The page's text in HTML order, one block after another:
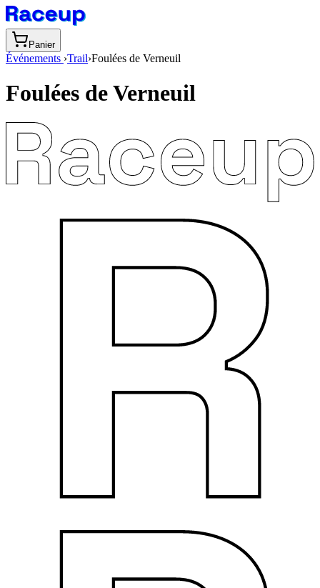
Panier
Événements ›Trail›Foulées de Verneuil
Foulées de Verneuil